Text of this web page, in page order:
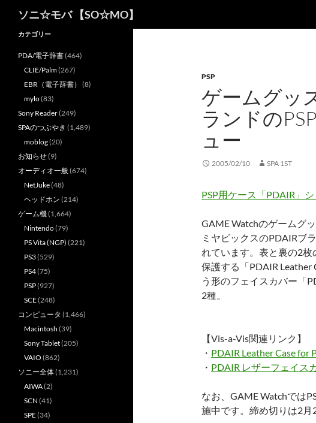
ソニ☆モバ 【SO☆MO】
PSP
ゲームグッ
ランドの
ュー
2005/02/10 SPA 1ST
PSP用ケース「PDAIR」
GAME Watchのゲームグ
ミヤビックスのPDAIRブ
れています。表と裏の2
保護する「PDAIR Leather
う形のフェイスカバー「
2種。
【Vis-a-Vis関連リンク】
・ PDAIR Leather Case for
・ PDAIR レザーフェイス
なお、GAME Watchでは
施中です。締め切りは2月
カテゴリー
PDA/電子辞書(464)
CLIE/Palm(267)
EBR（電子辞書） (8)
mylo(83)
Sony Reader(249)
SPAのつぶやき (1,489)
moblog(20)
お知らせ(9)
オーディオ一般(674)
NetJuke(48)
ヘッドホン (214)
ゲーム機(1,664)
Nintendo(79)
PS Vita (NGP) (221)
PS3(529)
PS4(75)
PSP(927)
SCE(248)
コンピュータ (1,466)
Macintosh (39)
Sony Tablet(205)
VAIO (862)
ソニー全体(1,231)
AIWA(2)
SCN (41)
SPE(34)